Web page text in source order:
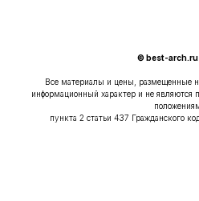
© best-
Все материалы и цены, размещенные
информационный характер и не являются
пункта 2 статьи 437 Гражданского